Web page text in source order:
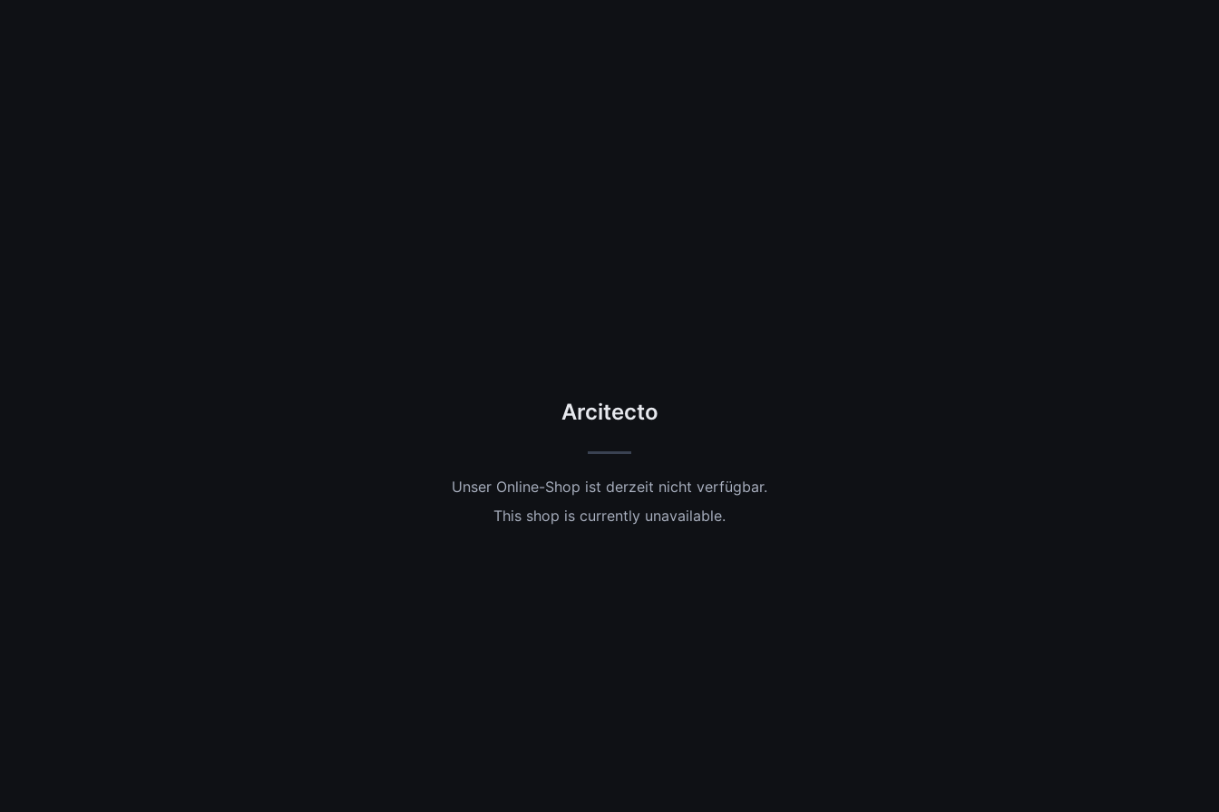
Arcitecto
Unser Online-Shop ist derzeit nicht verfügbar.
This shop is currently unavailable.